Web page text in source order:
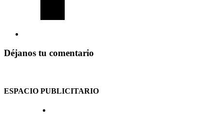
Déjanos tu comentario
ESPACIO PUBLICITARIO